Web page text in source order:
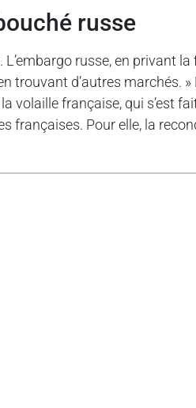
russe
russe, en privant
trouvant d’autres marchés.
volaille française, qui s’est
françaises. Pour elle, la